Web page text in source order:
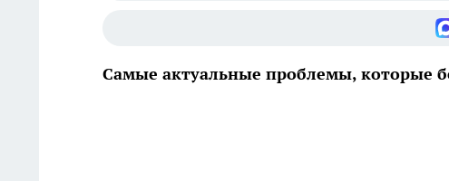
Самые актуальные проблемы, которые